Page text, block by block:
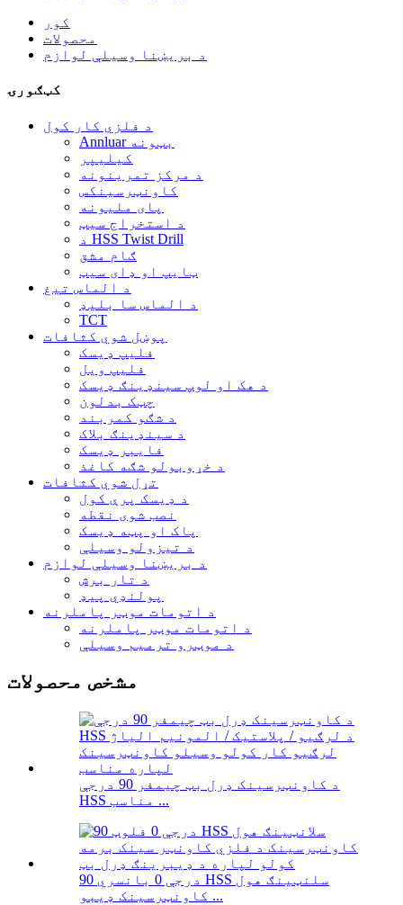
کور
محصولات
د بریښنا وسیلې لوازم
کټګورۍ
د فلزي کار کول
Annluar بټونه
کیلیپر
د مرکز تمرینونه
کاونټرسینکس
پای ملیونه
د استخراج سیټ
د HSS Twist Drill
ګام مشق
ټایپ او ډای سیټ
د الماس تیغ
د الماس سا بلیډ
TCT
پوښل شوي کثافات
فلیپ ډیسک
فلیپ ویل
د هک او لوپ سینډینګ ډیسک
چټک بدلون
د شګو کمربند
د سینډینګ بلاک
فایبر ډیسک
د خړوبولو شګه کاغذ
تړل شوي کثافات
د ډیسک پرې کول
نصب شوی نقطه
پاک او پټه ډیسک
د تیزولو وسیلې
د بریښنا وسیلې لوازم
د تار برش
پولنډي پیډ
د اتومات موټر پاملرنه
د اتومات موټر پاملرنه
د موټرو ترمیم وسیلې
مشخص محصولات
د کاونټرسینک ډرل بټ چیمفر 90 درجې
HSS مناسب ...
90 درجې 0 بانسري HSS سلنټینګ هول
کاونټرسینک ډیبو ...